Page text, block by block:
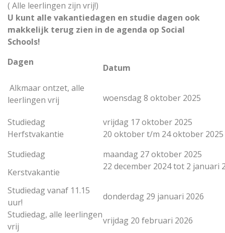
( Alle leerlingen zijn vrij!)
U kunt alle vakantiedagen en studie dagen ook
makkelijk terug zien in de agenda op Social
Schools!
Dagen
Datum
Alkmaar ontzet, alle
leerlingen vrij
woensdag 8 oktober 2025
Studiedag
vrijdag 17 oktober 2025
Herfstvakantie
20 oktober t/m 24 oktober 2025
Studiedag
maandag 27 oktober 2025
Kerstvakantie
22 december 2024 tot 2 januari
Studiedag vanaf 11.15
uur!
donderdag 29 januari 2026
Studiedag, alle leerlingen
vrij
vrijdag 20 februari 2026